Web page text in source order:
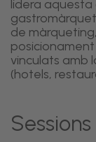
lidera
de
vinculats amb
(hotels,
Sessions